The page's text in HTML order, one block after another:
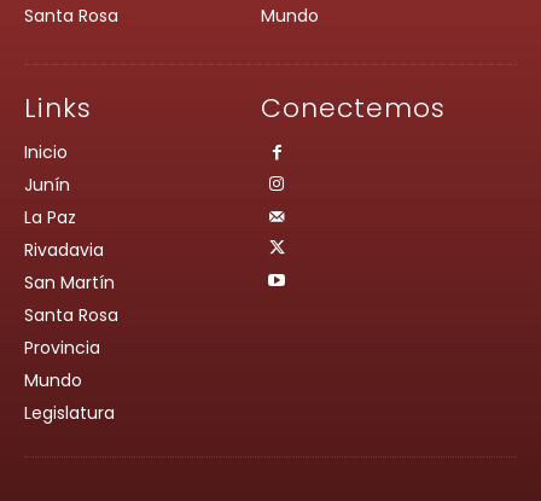
Santa Rosa
Mundo
Links
Inicio
Junín
La Paz
Rivadavia
San Martín
Santa Rosa
Provincia
Mundo
Legislatura
Conectemos